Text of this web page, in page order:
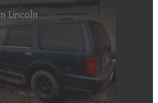
Lincoln